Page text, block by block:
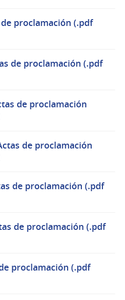
proclamación (.pdf
de proclamación (.pdf
de proclamación
de proclamación
de proclamación (.pdf
de proclamación (.pdf
proclamación (.pdf